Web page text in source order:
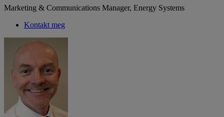
Marketing & Communications Manager, Energy Systems
Kontakt meg